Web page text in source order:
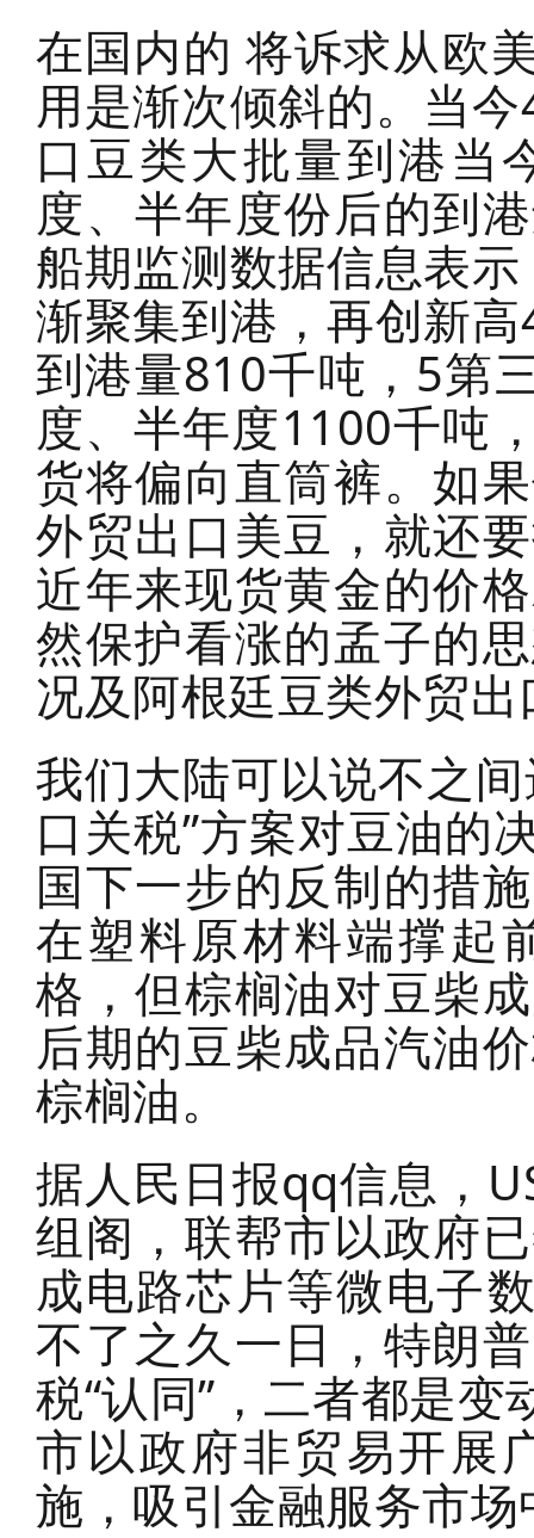
在国内的 将诉求从欧
用是渐次倾斜的。当
口豆类大批量到港当
度、半年度份后的到
船期监测数据信息表
渐聚集到港，再创新
到港量810千吨，5第
度、半年度1100千吨
货将偏向直筒裤。如
外贸出口美豆，就还
近年来现货黄金的价
然保护看涨的孟子的
况及阿根廷豆类外贸
我们大陆可以说不之
口关税”方案对豆油的
国下一步的反制的措
在塑料原材料端撑起
格，但棕榈油对豆柴
后期的豆柴成品汽油
棕榈油。
据人民日报qq信息，
组阁，联帮市以政府
成电路芯片等微电子
不了之久一日，特朗
税“认同”，二者都是
市以政府非贸易开展
施，吸引金融服务市